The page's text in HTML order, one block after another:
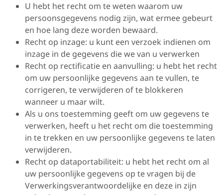
U hebt het recht om te weten waarom uw
persoonsgegevens nodig zijn, wat ermee gebeurt
en hoe lang deze worden bewaard.
Recht op inzage: u kunt een verzoek indienen om
inzage in de gegevens die we van u verwerken
Recht op rectificatie en aanvulling: u hebt het recht
om uw persoonlijke gegevens aan te vullen, te
corrigeren, te verwijderen of te blokkeren
wanneer u maar wilt.
Als u ons toestemming geeft om uw gegevens te
verwerken, heeft u het recht om die toestemming
in te trekken en uw persoonlijke gegevens te laten
verwijderen.
Recht op dataportabiliteit: u hebt het recht om al
uw persoonlijke gegevens op te vragen bij de
Verwerkingsverantwoordelijke en deze in zijn